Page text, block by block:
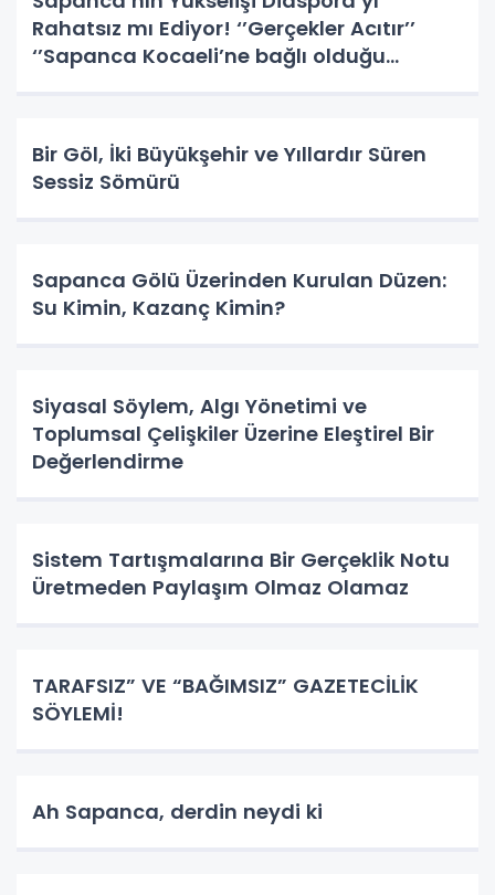
Rahatsız mı Ediyor! ‘’Gerçekler Acıtır’’
‘’Sapanca Kocaeli’ne bağlı olduğu
Bir Göl, İki Büyükşehir ve Yıllardır Süren
Sessiz Sömürü
Sapanca Gölü Üzerinden Kurulan Düzen:
Su Kimin, Kazanç Kimin?
Siyasal Söylem, Algı Yönetimi ve
Toplumsal Çelişkiler Üzerine Eleştirel Bir
Değerlendirme
Sistem Tartışmalarına Bir Gerçeklik Notu
Üretmeden Paylaşım Olmaz Olamaz
TARAFSIZ” VE “BAĞIMSIZ” GAZETECİLİK
SÖYLEMİ!
Ah Sapanca, derdin neydi ki